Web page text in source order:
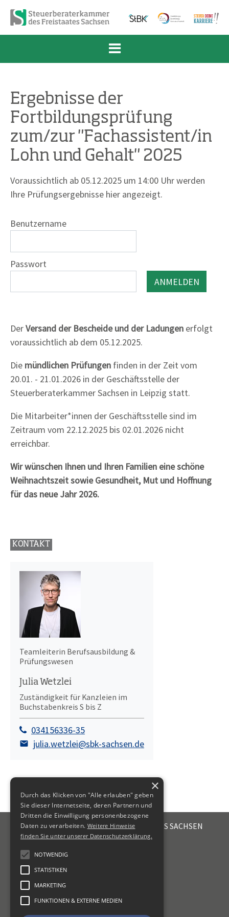
Zum Inhalt springen
Zur Navigation springen
Zum Fußbereich und Kontakt springen
Ergebnisse der
Fortbildungsprüfung
zum/zur "Fachassistent/in
Lohn und Gehalt" 2025
Voraussichtlich ab 05.12.2025 um 14:00 Uhr werden
Ihre Prüfungsergebnisse hier angezeigt.
Benutzername
Passwort
DerVersand der Bescheide und der Ladungen erfolgt
voraussichtlich ab dem 05.12.2025.
Die mündlichen Prüfungen finden in der Zeit vom
20.01. - 21.01.2026 in der Geschäftsstelle der
Steuerberaterkammer Sachsen in Leipzig statt.
Die Mitarbeiter*innen der Geschäftsstelle sind im
Zeitraum vom 22.12.2025 bis 02.01.2026 nicht
erreichbar.
Wir wünschen Ihnen und Ihren Familien eine schöne
Weihnachtszeit sowie Gesundheit, Mut und Hoffnung
für das neue Jahr 2026.
KONTAKT
Teamleiterin Berufsausbildung &
Prüfungswesen
Julia Wetzlei
Zuständigkeit für Kanzleien im
Buchstabenkreis S bis Z
034156336-35
julia.wetzlei@sbk-sachsen.de
STEUERBERATERKAMMER DES FREISTAATES SACHSEN
Emil-Fuchs-Str. 2
+49 341 56336-0
kammer@sbk-sachsen.de
KONTAKT
×
Durch das Klicken von "Alle erlauben" geben
Sie dieser Internetseite, deren Partnern und
Dritten die Einwilligung personenbezogene
Daten zu verarbeiten. Weitere Hinweise
finden Sie unter unserer Datenschutzerklärung.
NOTWENDIG
STATISTIKEN
MARKETING
FUNKTIONEN & EXTERNE MEDIEN